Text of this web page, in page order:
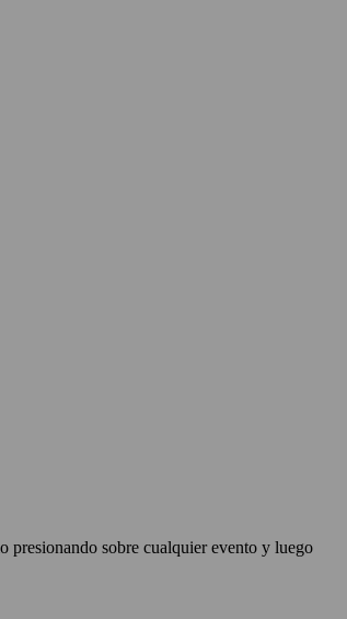
presionando sobre cualquier evento y luego